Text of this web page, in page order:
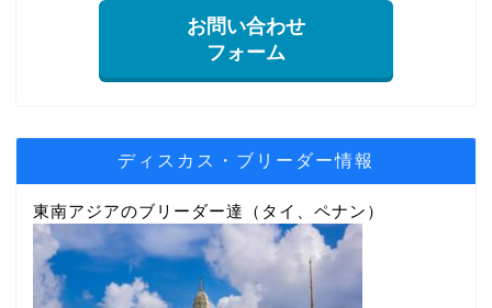
お問い合わせ
フォーム
ディスカス・ブリーダー情報
東南アジアのブリーダー達（タイ、ペナン）